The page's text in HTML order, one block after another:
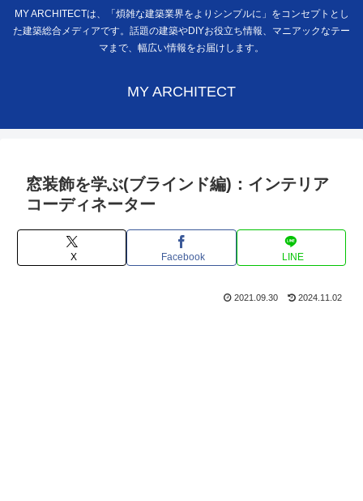
MY ARCHITECTは、「煩雑な建築業界をよりシンプルに」をコンセプトとし
た建築総合メディアです。話題の建築やDIYお役立ち情報、マニアックなテー
マまで、幅広い情報をお届けします。
MY ARCHITECT
窓装飾を学ぶ(ブラインド編)：インテリア
コーディネーター
X Facebook LINE
2021.09.30 2024.11.02